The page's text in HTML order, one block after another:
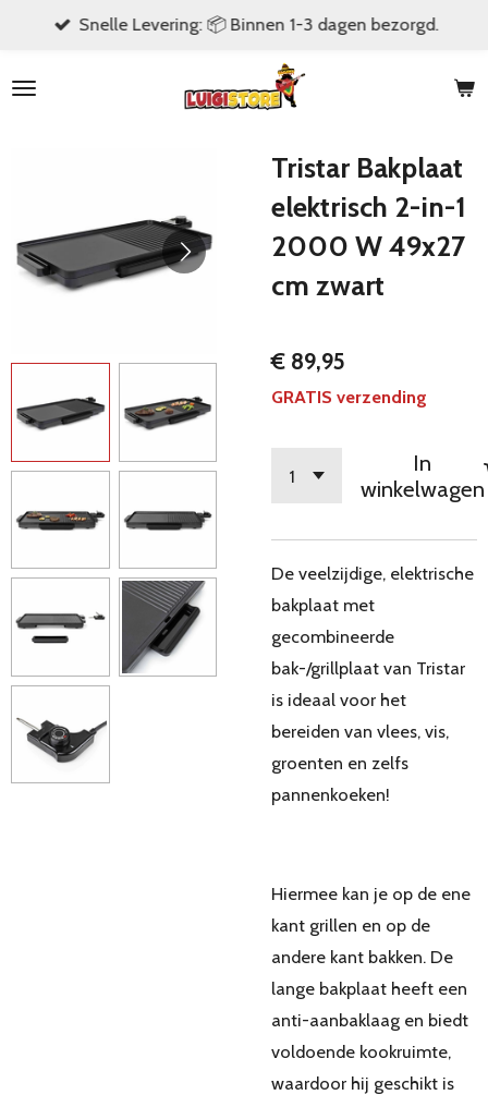
naar
Snelle Levering: 📦 Binnen 1-3 dagen bezorgd.
Tristar Bakplaat
elektrisch 2-in-1
2000 W 49x27
cm zwart
€ 89,95
GRATIS verzending
In
winkelwagen
De veelzijdige, elektrische
bakplaat met
gecombineerde
bak-/grillplaat van Tristar
is ideaal voor het
bereiden van vlees, vis,
groenten en zelfs
pannenkoeken!
Hiermee kan je op de ene
kant grillen en op de
andere kant bakken. De
lange bakplaat heeft een
anti-aanbaklaag en biedt
voldoende kookruimte,
waardoor hij geschikt is